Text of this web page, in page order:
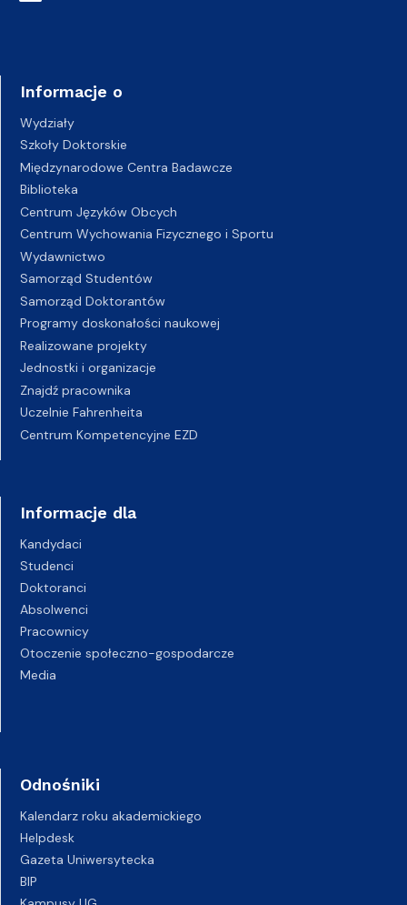
Informacje o
Wydziały
Szkoły Doktorskie
Międzynarodowe Centra Badawcze
Biblioteka
Centrum Języków Obcych
Centrum Wychowania Fizycznego i Sportu
Wydawnictwo
Samorząd Studentów
Samorząd Doktorantów
Programy doskonałości naukowej
Realizowane projekty
Jednostki i organizacje
Znajdź pracownika
Uczelnie Fahrenheita
Centrum Kompetencyjne EZD
Informacje dla
Kandydaci
Studenci
Doktoranci
Absolwenci
Pracownicy
Otoczenie społeczno-gospodarcze
Media
Odnośniki
Kalendarz roku akademickiego
Helpdesk
Gazeta Uniwersytecka
BIP